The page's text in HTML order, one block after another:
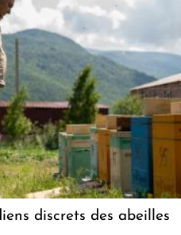
discrets des abeilles